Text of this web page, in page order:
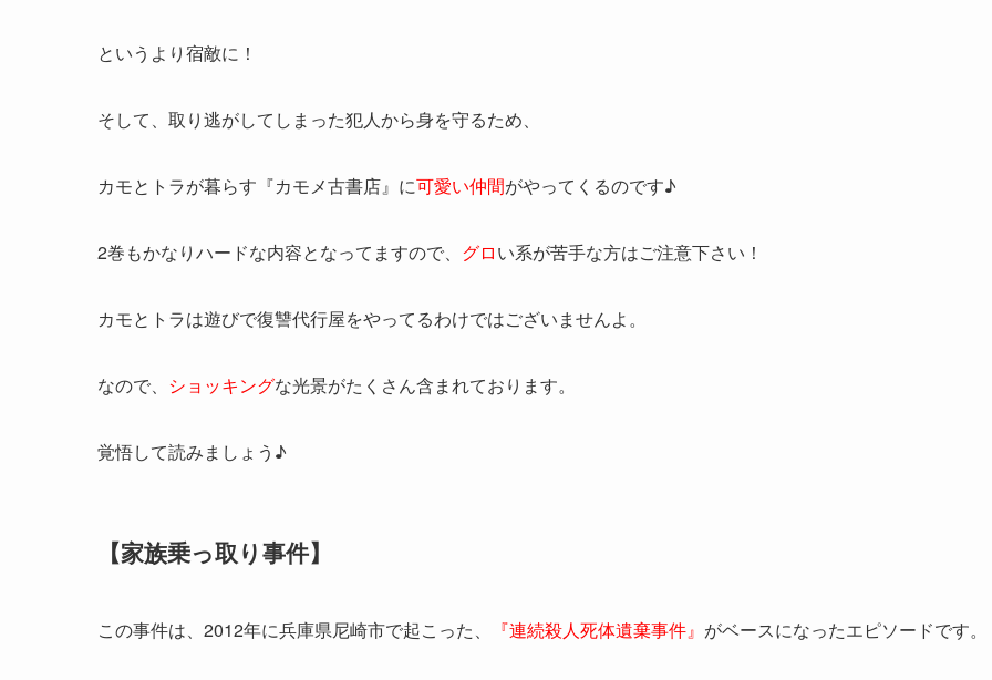
というより宿敵に！
そして、取り逃がしてしまった犯人から身を守るため、
カモとトラが暮らす『カモメ古書店』に可愛い仲間がやってくるのです♪
2巻もかなりハードな内容となってますので、 グロい系が苦手な方はご注意下さい！
カモとトラは遊びで復讐代行屋をやってるわけではございませんよ。
なので、 ショッキングな光景がたくさん含まれております。
覚悟して読みましょう♪
【家族乗っ取り事件】
この事件は、2012年に兵庫県尼崎市で起こった、 『連続殺人死体遺棄事件』 がベースになったエピソードです。